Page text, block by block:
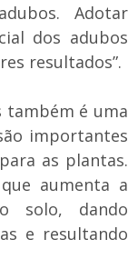
Adotar
dos adubos
resultados”.
é uma
importantes
as plantas.
aumenta a
solo, dando
e resultando